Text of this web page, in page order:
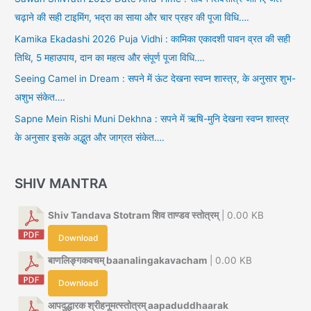
चढ़ाने की सही टाइमिंग, भद्रा का साया और चार प्रहर की पूजा विधि….
Kamika Ekadashi 2026 Puja Vidhi : कामिका एकादशी पावन व्रत की सही
तिथि, 5 महाउपाय, दान का महत्व और संपूर्ण पूजा विधि….
Seeing Camel in Dream : सपने में ऊंट देखना स्वप्न शास्त्र, के अनुसार शुभ-
अशुभ संकेत….
Sapne Mein Rishi Muni Dekhna : सपने में ऋषि-मुनि देखना स्वप्न शास्त्र
के अनुसार इसके अद्भुत और जाग्रत संकेत….
SHIV MANTRA
Shiv Tandava Stotram शिव ताण्डव स्तोत्रम्| 0.00 KB
Download
बाणलिङ्गकवचम् baanalingakavacham | 0.00 KB
Download
आपदुद्धारक श्रीहनूमत्स्तोत्रम् aapaduddhaarak